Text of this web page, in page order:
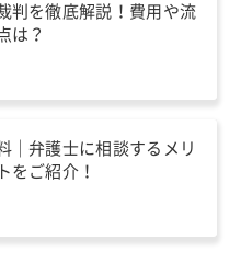
判を徹底解説！費用や流
は？
｜弁護士に相談するメリ
をご紹介！